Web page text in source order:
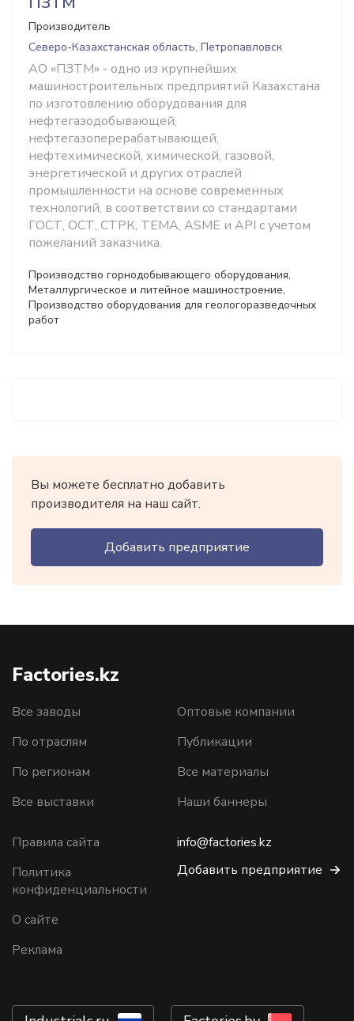
Производитель
Северо-Казахстанская область, Петропавловск
АО «ПЗТМ» - одно из крупнейших
машиностроительных предприятий Казахстана
по изготовлению оборудования для
нефтегазодобывающей,
нефтегазоперерабатывающей,
нефтехимической, химической, газовой,
энергетической и других отраслей
промышленности на основе современных
технологий, в соответствии со стандартами
ГОСТ, ОСТ, СТРК, ТЕМА, ASME и API с учетом
пожеланий заказчика.
Производство горнодобывающего оборудования,
Металлургическое и литейное машиностроение,
Производство оборудования для геологоразведочных
работ
Вы можете бесплатно добавить
производителя на наш сайт.
Добавить предприятие
Factories.kz
Все заводы
По отраслям
По регионам
Все выставки
Оптовые компании
Публикации
Все материалы
Наши баннеры
Правила сайта
Политика
конфиденциальности
О сайте
Реклама
info@factories.kz
Добавить предприятие